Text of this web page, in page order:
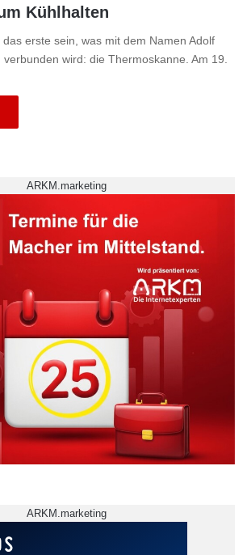
Kühlhalten
erste sein, was mit dem Namen Adolf
wird: die Thermoskanne. Am 19.
ARKM.marketing
ARKM.marketing